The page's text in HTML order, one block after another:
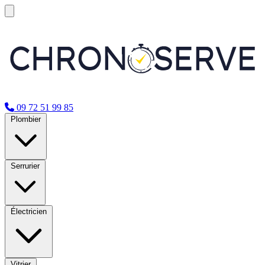
09 72 51 99 85
Plombier
Serrurier
Électricien